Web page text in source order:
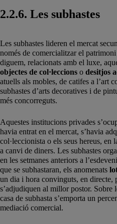
2.2.6. Les subhastes
Les subhastes lideren el mercat
només de comercialitzar el
diguem, relacionats amb el luxe,
objectes de col·leccions o desitjos
atuells als mobles, de catifes a l’art
subhastes d’arts decoratives i de
més concorreguts.
Aquestes institucions privades
havia entrat en el mercat, s’havia
col·leccionista o els seus hereus,
a canvi de diners. Les subhastes
en les setmanes anteriors a
que se subhastaran, els anomenats
un dia i hora convinguts, en directe,
s’adjudiquen al millor postor. Sobre
casa de subhasta s’emporta un
mediació comercial.